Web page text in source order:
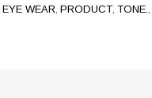
EYE WEAR, PRODUCT, TONE.,